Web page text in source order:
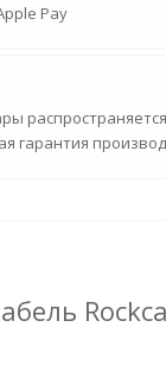
Pay
распространяется
гарантия